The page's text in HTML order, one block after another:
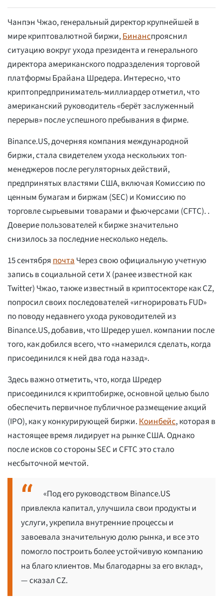
Чанпэн Чжао, генеральный директор крупнейшей в
мире криптовалютной биржи,Бинанспрояснил
ситуацию вокруг ухода президента и генерального
директора американского подразделения торговой
платформы Брайана Шредера. Интересно, что
криптопредприниматель-миллиардер отметил, что
американский руководитель «берёт заслуженный
перерыв» после успешного пребывания в фирме.
Binance.US, дочерняя компания международной
биржи, стала свидетелем ухода нескольких топ-
менеджеров после регуляторных действий,
предпринятых властями США, включая Комиссию по
ценным бумагам и биржам (SEC) и Комиссию по
торговле сырьевыми товарами и фьючерсами (CFTC). .
Доверие пользователей к бирже значительно
снизилось за последние несколько недель.
15 сентябряпочтаЧерез свою официальную учетную
запись в социальной сети X (ранее известной как
Twitter) Чжао, также известный в криптосекторе как CZ,
попросил своих последователей «игнорировать FUD»
по поводу недавнего ухода руководителей из
Binance.US, добавив, что Шредер ушел. компании после
того, как добился всего, что «намерился сделать, когда
присоединился к ней два года назад».
Здесь важно отметить, что, когда Шредер
присоединился к криптобирже, основной целью было
обеспечить первичное публичное размещение акций
(IPO), как у конкурирующей биржи.Коинбейс, которая в
настоящее время лидирует на рынке США. Однако
после исков со стороны SEC и CFTC это стало
несбыточной мечтой.
«Под его руководством Binance.US
привлекла капитал, улучшила свои продукты и
услуги, укрепила внутренние процессы и
завоевала значительную долю рынка, и все это
помогло построить более устойчивую компанию
на благо клиентов. Мы благодарны за его вклад»,
— сказал CZ.